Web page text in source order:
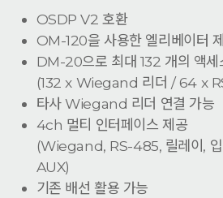
OSDP V2 호환
OM-120을 사용한 엘리베이터
DM-20으로 최대 132 개의 액세
(132 x Wiegand 리더 / 64 x
타사 Wiegand 리더 연결 가능
4ch 멀티 인터페이스 제공
(Wiegand, RS-485, 릴레이, 입
AUX)
기존 배선 활용 가능